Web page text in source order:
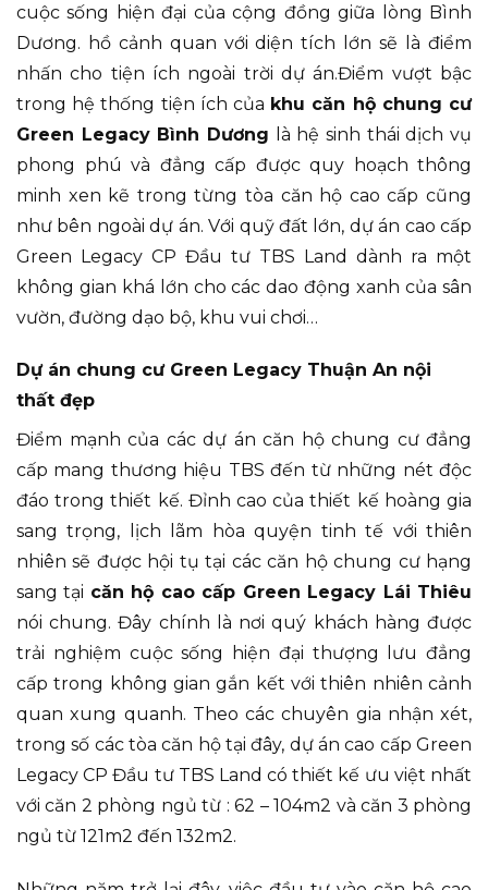
cuộc sống hiện đại của cộng đồng giữa lòng Bình
Dương. hồ cảnh quan với diện tích lớn sẽ là điểm
nhấn cho tiện ích ngoài trời dự án.Điểm vượt bậc
trong hệ thống tiện ích của khu căn hộ chung cư
Green Legacy Bình Dương là hệ sinh thái dịch vụ
phong phú và đẳng cấp được quy hoạch thông
minh xen kẽ trong từng tòa căn hộ cao cấp cũng
như bên ngoài dự án. Với quỹ đất lớn, dự án cao cấp
Green Legacy CP Đầu tư TBS Land dành ra một
không gian khá lớn cho các dao động xanh của sân
vườn, đường dạo bộ, khu vui chơi…
Dự án chung cư Green Legacy Thuận An nội
thất đẹp
Điểm mạnh của các dự án căn hộ chung cư đẳng
cấp mang thương hiệu TBS đến từ những nét độc
đáo trong thiết kế. Đỉnh cao của thiết kế hoàng gia
sang trọng, lịch lãm hòa quyện tinh tế với thiên
nhiên sẽ được hội tụ tại các căn hộ chung cư hạng
sang tại căn hộ cao cấp Green Legacy Lái Thiêu
nói chung. Đây chính là nơi quý khách hàng được
trải nghiệm cuộc sống hiện đại thượng lưu đẳng
cấp trong không gian gắn kết với thiên nhiên cảnh
quan xung quanh. Theo các chuyên gia nhận xét,
trong số các tòa căn hộ tại đây, dự án cao cấp Green
Legacy CP Đầu tư TBS Land có thiết kế ưu việt nhất
với căn 2 phòng ngủ từ : 62 – 104m2 và căn 3 phòng
ngủ từ 121m2 đến 132m2.